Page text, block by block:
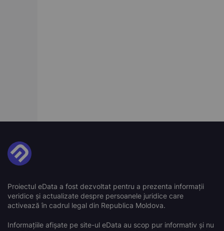
Proiectul eData a fost dezvoltat pentru a prezenta informații
veridice și actualizate despre persoanele juridice care
activează în cadrul legal din Republica Moldova.
Informațiile afișate pe site-ul eData au scop pur informativ și nu